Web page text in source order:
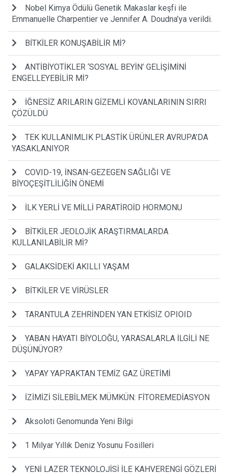
Nobel Kimya Ödülü Genetik Makaslar keşfi ile
Emmanuelle Charpentier ve Jennifer A. Doudna’ya verildi.
BİTKİLER KONUŞABİLİR Mİ?
ANTİBİYOTİKLER ‘SOSYAL BEYİN’ GELİŞİMİNİ
ENGELLEYEBİLİR Mİ?
İĞNESİZ ARILARIN GİZEMLİ KOVANLARININ SIRRI
ÇÖZÜLDÜ
TEK KULLANIMLIK PLASTİK ÜRÜNLER AVRUPA’DA
YASAKLANIYOR
COVID-19, İNSAN-GEZEGEN SAĞLIĞI VE
BİYOÇEŞİTLİLİĞİN ÖNEMİ
İLK YERLİ VE MİLLİ PARATİROİD HORMONU
BİTKİLER JEOLOJİK ARAŞTIRMALARDA
KULLANILABİLİR Mİ?
GALAKSİDEKİ AKILLI YAŞAM
BİTKİLER VE VİRÜSLER
TARANTULA ZEHRİNDEN YAN ETKİSİZ OPIOID
YABAN HAYATI BİYOLOĞU, YARASALARLA İLGİLİ NE
DÜŞÜNÜYOR?
YAPAY YAPRAKTAN TEMİZ GAZ ÜRETİMİ
İZİMİZİ SİLEBİLMEK MÜMKÜN: FİTOREMEDİASYON
Aksoloti Genomunda Yeni Bilgi
1 Milyar Yıllık Deniz Yosunu Fosilleri
YENİ LAZER TEKNOLOJİSİ İLE KAHVERENGİ GÖZLERİ